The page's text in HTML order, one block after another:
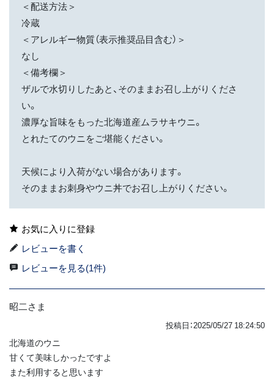
＜配送方法＞
冷蔵
＜アレルギー物質（表示推奨品目含む）＞
なし
＜備考欄＞
ザルで水切りしたあと、そのままお召し上がりくださ
い。
濃厚な旨味をもった北海道産ムラサキウニ。
とれたてのウニをご堪能ください。
天候により入荷がない場合があります。
そのままお刺身やウニ丼でお召し上がりください。
お気に入りに登録
レビューを書く
レビューを見る(1件)
昭二さま
投稿日：2025/05/27 18:24:50
北海道のウニ
甘くて美味しかったですよ
また利用すると思います